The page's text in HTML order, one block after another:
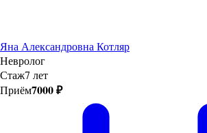
Яна Александровна Котляр
Невролог
Стаж7 лет
Приём7000 ₽